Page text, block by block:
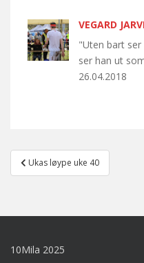
VEGARD
"Uten bart
ser han ut
26.04.2018
Post
navigation
Ukas løype uke 40
10Mila 2025